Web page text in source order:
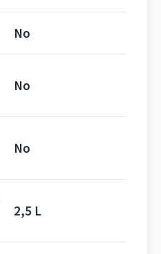
No
No
No
2,5 L